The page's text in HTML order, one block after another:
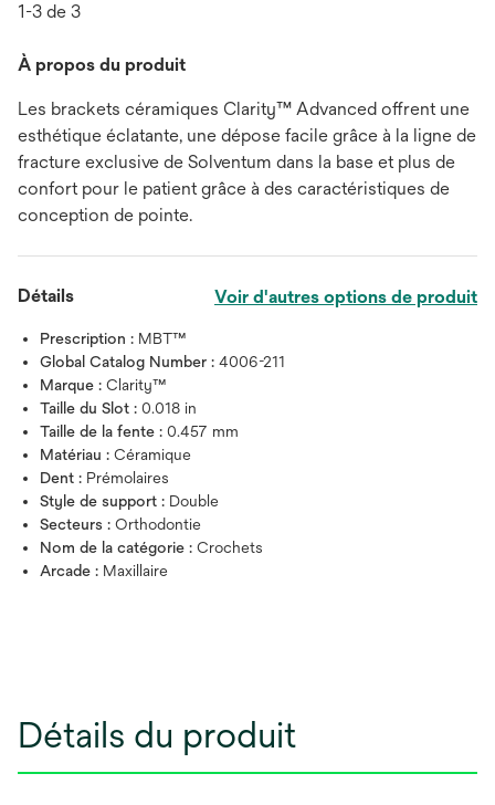
1-3 de 3
À propos du produit
Les brackets céramiques Clarity™ Advanced offrent une
esthétique éclatante, une dépose facile grâce à la ligne de
fracture exclusive de Solventum dans la base et plus de
confort pour le patient grâce à des caractéristiques de
conception de pointe.
Détails Voir d'autres options de produit
Prescription : MBT™
Global Catalog Number : 4006-211
Marque : Clarity™
Taille du Slot : 0.018 in
Taille de la fente : 0.457 mm
Matériau : Céramique
Dent : Prémolaires
Style de support : Double
Secteurs : Orthodontie
Nom de la catégorie : Crochets
Arcade : Maxillaire
Détails du produit